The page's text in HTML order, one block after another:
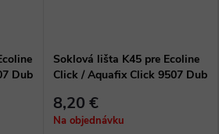
Dub
Soklová lišta K45 pre Ecoline
Click / Aquafix Click 9507 Dub
8,20 €
Na objednávku